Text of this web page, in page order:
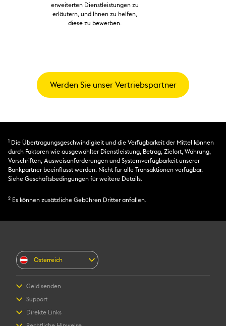
erweiterten Dienstleistungen zu
erläutern, und Ihnen zu helfen,
diese zu bewerben.
Werden Sie unser Vertriebspartner
Die Übertragungsgeschwindigkeit und die Verfügbarkeit der Mittel können
durch Faktoren wie ausgewählter Dienstleistung, Betrag, Zielort, Währung,
Vorschriften, Ausweisanforderungen und Systemverfügbarkeit unserer
Bankpartner beeinflusst werden. Nicht für alle Transaktionen verfügbar.
Siehe Geschäftsbedingungen für weitere Details.
2 Es können zusätzliche Gebühren Dritter anfallen.
Österreich
Geld senden
Geld online senden
Support
Häufig gestellte Fragen
Direkte Links